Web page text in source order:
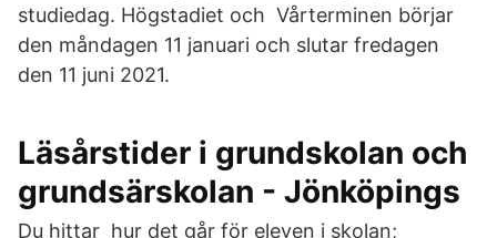
studiedag. Högstadiet och Vårterminen börjar
den måndagen 11 januari och slutar fredagen
den 11 juni 2021.
Läsårstider i grundskolan och
grundsärskolan - Jönköpings
Du hittar hur det går för eleven i skolan;